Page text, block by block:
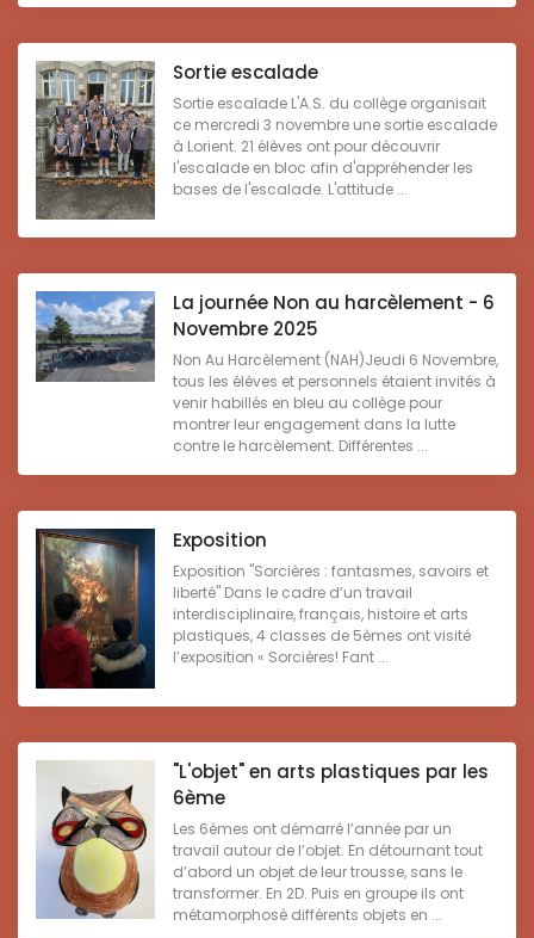
Sortie escalade
Sortie escalade L'A.S. du collège organisait
ce mercredi 3 novembre une sortie escalade
à Lorient. 21 élèves ont pour découvrir
l'escalade en bloc afin d'appréhender les
bases de l'escalade. L'attitude ...
La journée Non au harcèlement - 6
Novembre 2025
Non Au Harcèlement (NAH)Jeudi 6 Novembre,
tous les élèves et personnels étaient invités à
venir habillés en bleu au collège pour
montrer leur engagement dans la lutte
contre le harcèlement. Différentes ...
Exposition
Exposition "Sorcières : fantasmes, savoirs et
liberté" Dans le cadre d’un travail
interdisciplinaire, français, histoire et arts
plastiques, 4 classes de 5èmes ont visité
l’exposition « Sorcières! Fant ...
"L'objet" en arts plastiques par les
6ème
Les 6èmes ont démarré l’année par un
travail autour de l’objet. En détournant tout
d’abord un objet de leur trousse, sans le
transformer. En 2D. Puis en groupe ils ont
métamorphosé différents objets en ...